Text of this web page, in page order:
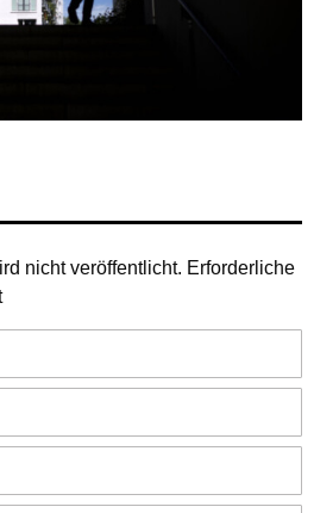
nicht veröffentlicht. Erforderliche